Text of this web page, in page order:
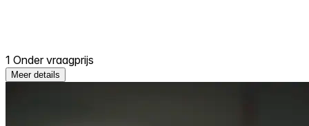
1 Onder vraagprijs
Meer details